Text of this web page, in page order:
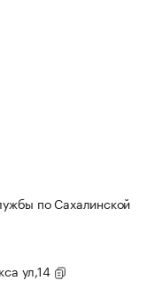
по Сахалинской
ул,14